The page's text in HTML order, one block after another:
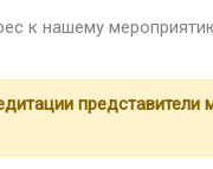
к нашему